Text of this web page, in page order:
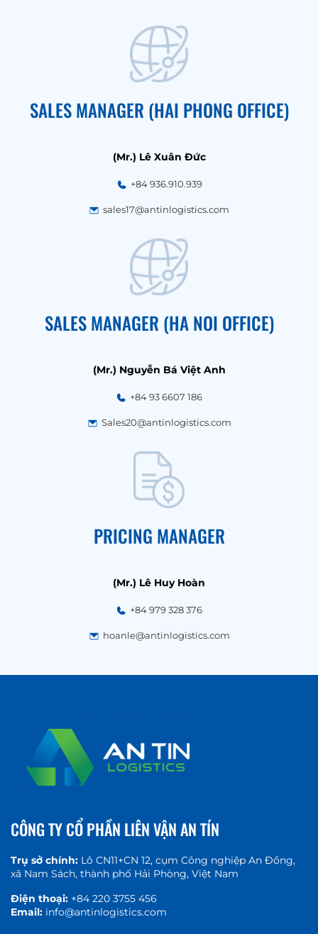
SALES MANAGER (HAI PHONG OFFICE)
(Mr.) Lê Xuân Đức
+84 936.910.939
sales17@antinlogistics.com
SALES MANAGER (HA NOI OFFICE)
(Mr.) Nguyễn Bá Việt Anh
+84 93 6607 186
Sales20@antinlogistics.com
PRICING MANAGER
(Mr.) Lê Huy Hoàn
+84 979 328 376
hoanle@antinlogistics.com
CÔNG TY CỔ PHẦN LIÊN VẬN AN TÍN
Trụ sở chính: Lô CN11+CN 12, cụm Công nghiệp An Đồng,
xã Nam Sách, thành phố Hải Phòng, Việt Nam
Điện thoại: +84 220 3755 456
Email: info@antinlogistics.com